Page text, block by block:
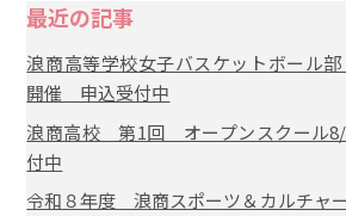
最近の記事
浪商高等学校女子バスケットボール
開催 申込受付中
浪商高校 第1回 オープンスクール
付中
令和８年度 浪商スポーツ＆カルチャ